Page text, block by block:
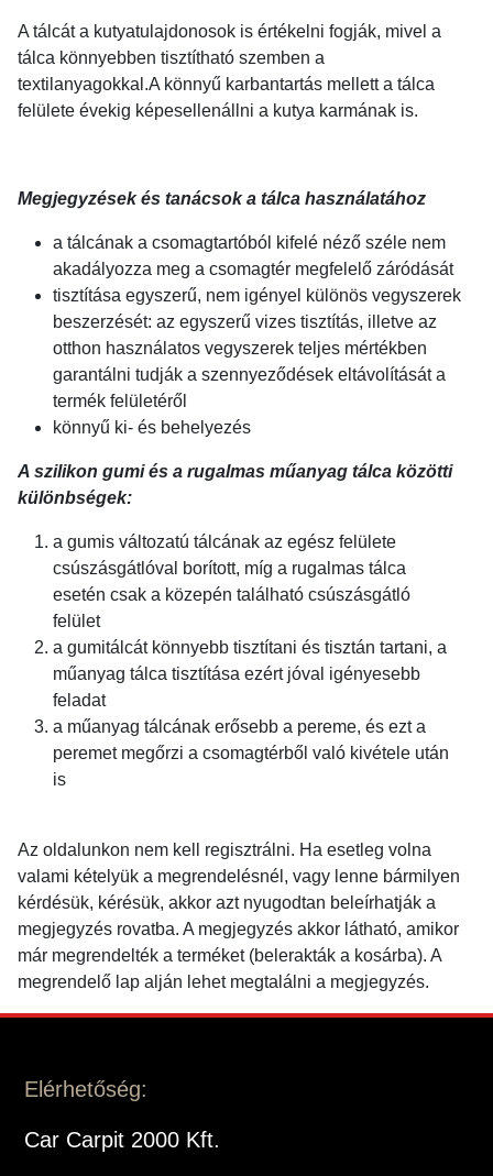
A tálcát a kutyatulajdonosok is értékelni fogják, mivel a
tálca könnyebben tisztítható szemben a
textilanyagokkal.A könnyű karbantartás mellett a tálca
felülete évekig képesellenállni a kutya karmának is.
Megjegyzések és tanácsok a tálca használatához
a tálcának a csomagtartóból kifelé néző széle nem
akadályozza meg a csomagtér megfelelő záródását
tisztítása egyszerű, nem igényel különös vegyszerek
beszerzését: az egyszerű vizes tisztítás, illetve az
otthon használatos vegyszerek teljes mértékben
garantálni tudják a szennyeződések eltávolítását a
termék felületéről
könnyű ki- és behelyezés
A szilikon gumi és a rugalmas műanyag tálca közötti
különbségek:
a gumis változatú tálcának az egész felülete
csúszásgátlóval borított, míg a rugalmas tálca
esetén csak a közepén található csúszásgátló
felület
a gumitálcát könnyebb tisztítani és tisztán tartani, a
műanyag tálca tisztítása ezért jóval igényesebb
feladat
a műanyag tálcának erősebb a pereme, és ezt a
peremet megőrzi a csomagtérből való kivétele után
is
Az oldalunkon nem kell regisztrálni. Ha esetleg volna
valami kételyük a megrendelésnél, vagy lenne bármilyen
kérdésük, kérésük, akkor azt nyugodtan beleírhatják a
megjegyzés rovatba. A megjegyzés akkor látható, amikor
már megrendelték a terméket (belerakták a kosárba). A
megrendelő lap alján lehet megtalálni a megjegyzés.
Elérhetőség:
Car Carpit 2000 Kft.